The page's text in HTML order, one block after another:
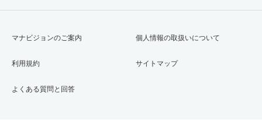
マナビジョンのご案内
利用規約
よくある質問と回答
個人情報の取扱いについて
サイトマップ